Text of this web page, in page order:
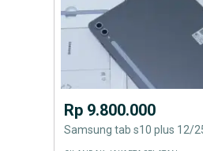
Rp 9.800.000